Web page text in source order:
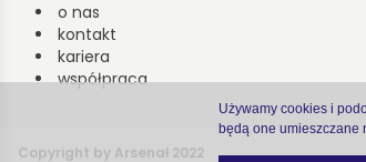
Używamy cookies i
będą one umieszczane
o nas
kontakt
kariera
współpraca
Copyright by Arsenał 2022